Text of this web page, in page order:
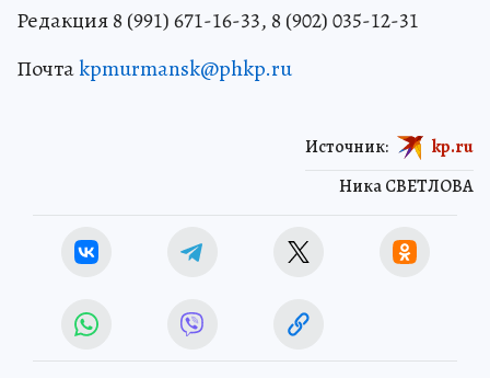
Редакция 8 (991) 671-16-33, 8 (902) 035-12-31
Почтаkpmurmansk@phkp.ru
Ника СВЕТЛОВА
Источник: kp.ru